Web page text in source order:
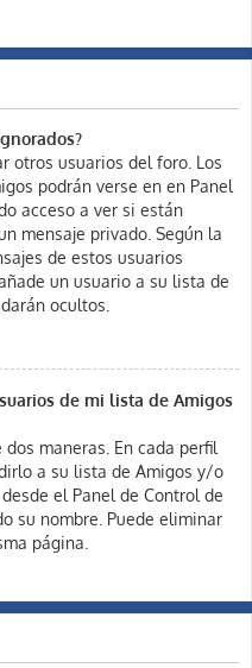
otros usuarios del foro. Los
podrán verse en en Panel
acceso a ver si están
mensaje privado. Según la
de estos usuarios
un usuario a su lista de
ocultos.
de mi lista de Amigos
maneras. En cada perfil
a su lista de Amigos y/o
el Panel de Control de
su nombre. Puede eliminar
página.